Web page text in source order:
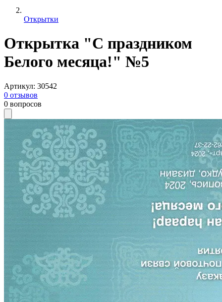
Открытки
Открытка "С праздником
Белого месяца!" №5
Артикул: 30542
0 отзывов
0 вопросов